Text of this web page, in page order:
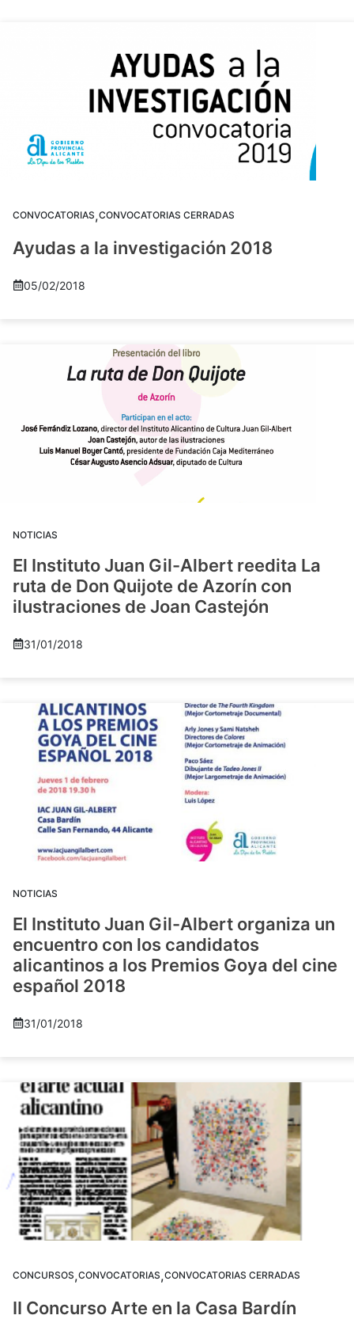
CONVOCATORIAS,CONVOCATORIAS CERRADAS
Ayudas a la investigación 2018
05/02/2018
NOTICIAS
El Instituto Juan Gil-Albert reedita La
ruta de Don Quijote de Azorín con
ilustraciones de Joan Castejón
31/01/2018
NOTICIAS
El Instituto Juan Gil-Albert organiza un
encuentro con los candidatos
alicantinos a los Premios Goya del cine
español 2018
31/01/2018
CONCURSOS,CONVOCATORIAS,CONVOCATORIAS CERRADAS
II Concurso Arte en la Casa Bardín